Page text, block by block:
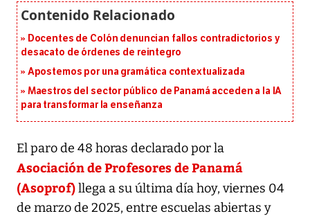
Docentes de Colón denuncian fallos contradictorios y
desacato de órdenes de reintegro
Apostemos por una gramática contextualizada
Maestros del sector público de Panamá acceden a la IA
para transformar la enseñanza
El paro de 48 horas declarado por la
Asociación de Profesores de Panamá
(Asoprof)llega a su última día hoy, viernes 04
de marzo de 2025, entre escuelas abiertas y